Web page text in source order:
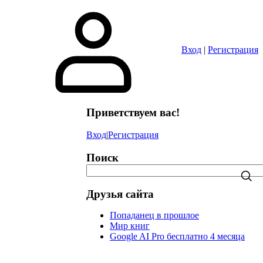
Вход | Регистрация
Приветствуем вас!
Вход|Регистрация
Поиск
Друзья сайта
Попаданец в прошлое
Мир книг
Google AI Pro бесплатно 4 месяца